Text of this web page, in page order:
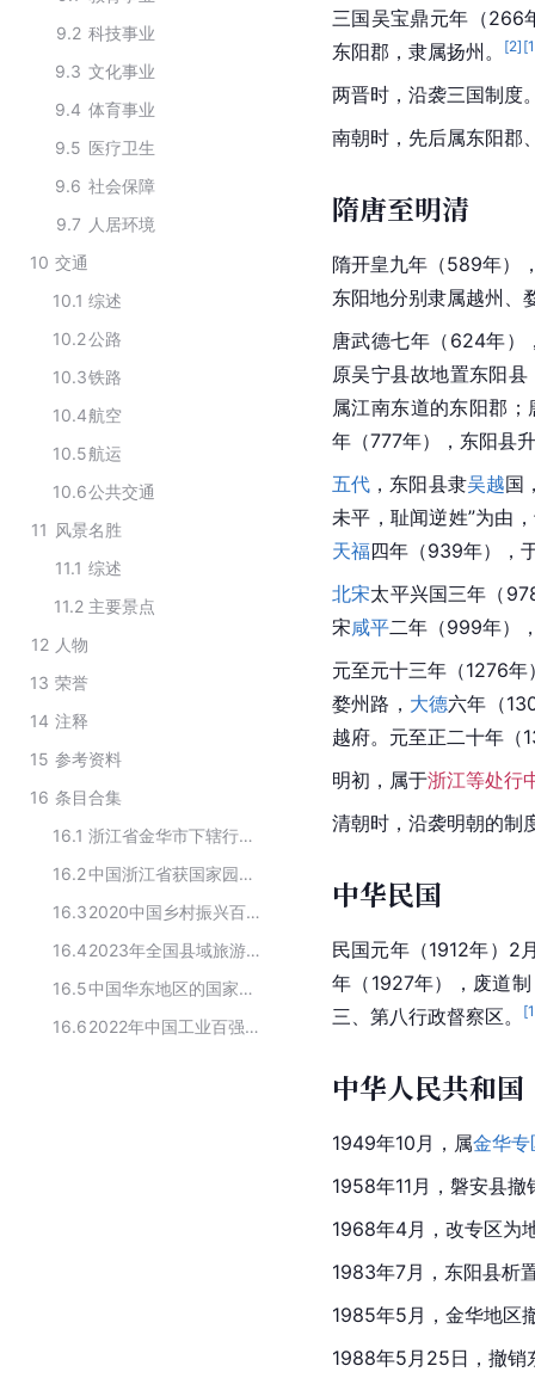
9.2 科技事业
9.3 文化事业
9.4 体育事业
9.5 医疗卫生
9.6 社会保障
9.7 人居环境
10 交通
10.1 综述
10.2公路
10.3铁路
10.4航空
10.5航运
10.6公共交通
11 风景名胜
11.1 综述
11.2 主要景点
12 人物
13 荣誉
14 注释
15 参考资料
16 条目合集
16.1
浙江省金华市下辖行政区划
16.2
中国浙江省获国家园林城市名单
16.3
2020中国乡村振兴百佳示范县市
16.4
2023年全国县域旅游综合实力百强县
16.5
中国华东地区的国家森林城市
16.6
2022年中国工业百强县(市)
三国吴宝鼎元年（266
东阳郡，隶属扬州。
[2] [
两晋时，沿袭三国制度
南朝时，先后属东阳郡
隋唐至明清
隋开皇九年（589年）
东阳地分别隶属越州、
唐武德七年（624年）
原吴宁县故地置东阳
属江南东道的东阳郡
年（777年），东阳县
五代 ，东阳县隶吴越国
未平，耻闻逆姓”为由
天福四年（939年），
北宋太平兴国三年（
宋咸平二年（999年）
元至元十三年（1276
婺州路， 大德六年（
越府。元至正二十年（
明初，属于浙江等处行
清朝时，沿袭明朝的制
中华民国
民国元年（1912年）2
年（1927年），废道
三、第八行政督察区。
[
中华人民共和国
1949年10月，属金华专
1958年11月，磐安县
1968年4月，改专区为
1983年7月，东阳县析
1985年5月，金华地区
1988年5月25日，撤销